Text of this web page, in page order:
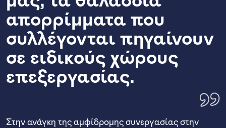
απορρίμματα που
συλλέγονται πηγαίνουν
σε ειδικούς χώρους
επεξεργασίας.
Στην ανάγκη της αμφίδρομης συνεργασίας στην